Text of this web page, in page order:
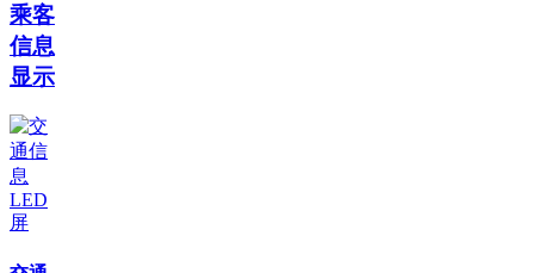
乘客
信息
显示